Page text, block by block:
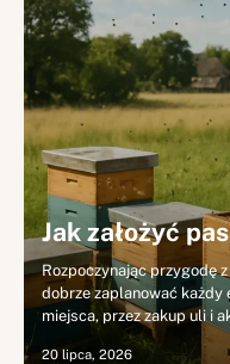
Jak założyć
Rozpoczynając przygodę
dobrze zaplanować
miejsca, przez zakup uli i
20 lipca, 2026